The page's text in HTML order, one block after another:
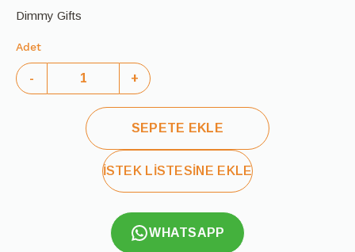
Dimmy Gifts
Adet
- +
SEPETE EKLE
İSTEK LİSTESİNE EKLE
WHATSAPP